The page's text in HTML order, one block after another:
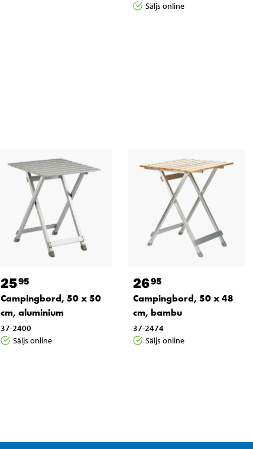
Säljs online
2595
Campingbord, 50 x 50
cm, aluminium
37-2400
Säljs online
2695
Campingbord, 50 x 48
cm, bambu
37-2474
Säljs online